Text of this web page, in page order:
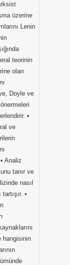
üzerine
Lenin
teorinin
olan
Doyle ve
•
ve
Analiz
tanır ve
nasıl
tartışır. •
hangisinin